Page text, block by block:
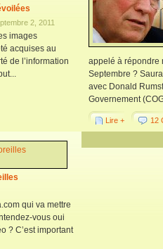
2, 2011
images
acquises au
de l’information
appelé à répondre
Septembre ?
avec Donald
Governement
Lire + 12
qui va mettre
vous oui
? C’est important